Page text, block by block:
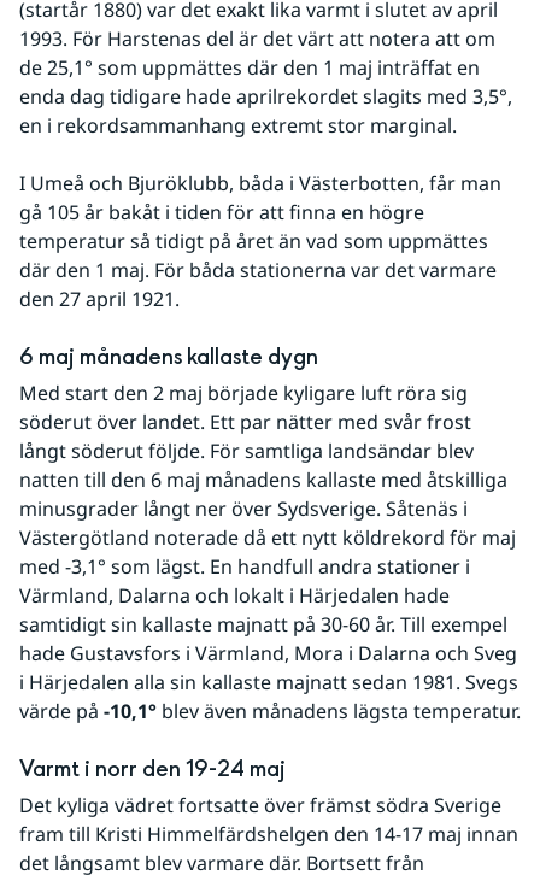
(startår 1880) var det exakt lika varmt i slutet av april
1993. För Harstenas del är det värt att notera att om
de 25,1° som uppmättes där den 1 maj inträffat en
enda dag tidigare hade aprilrekordet slagits med 3,5°,
en i rekordsammanhang extremt stor marginal.
I Umeå och Bjuröklubb, båda i Västerbotten, får man
gå 105 år bakåt i tiden för att finna en högre
temperatur så tidigt på året än vad som uppmättes
där den 1 maj. För båda stationerna var det varmare
den 27 april 1921.
6 maj månadens kallaste dygn
Med start den 2 maj började kyligare luft röra sig
söderut över landet. Ett par nätter med svår frost
långt söderut följde. För samtliga landsändar blev
natten till den 6 maj månadens kallaste med åtskilliga
minusgrader långt ner över Sydsverige. Såtenäs i
Västergötland noterade då ett nytt köldrekord för maj
med -3,1° som lägst. En handfull andra stationer i
Värmland, Dalarna och lokalt i Härjedalen hade
samtidigt sin kallaste majnatt på 30-60 år. Till exempel
hade Gustavsfors i Värmland, Mora i Dalarna och Sveg
i Härjedalen alla sin kallaste majnatt sedan 1981. Svegs
värde på -10,1° blev även månadens lägsta temperatur.
Varmt i norr den 19-24 maj
Det kyliga vädret fortsatte över främst södra Sverige
fram till Kristi Himmelfärdshelgen den 14-17 maj innan
det långsamt blev varmare där. Bortsett från